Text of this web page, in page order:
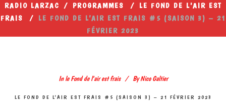
RADIO LARZAC / PROGRAMMES / LE FOND DE L'AIR EST
FRAIS
/ LE FOND DE L’AIR EST FRAIS #5 (SAISON 3) – 21
FÉVRIER 2023
In le Fond de l'air est frais By Nico Galtier
LE FOND DE L’AIR EST FRAIS #5 (SAISON 3) – 21 FÉVRIER 2023